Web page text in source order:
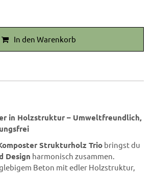
In den Warenkorb
in Holzstruktur – Umweltfreundlich,
Strukturholz Trio bringst du
Design harmonisch zusammen.
Beton mit edler Holzstruktur,